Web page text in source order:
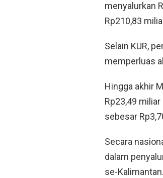
menyalurkan
Rp210,83
Selain KUR,
memperluas
Hingga akhir
Rp23,49
sebesar
Secara
dalam
se-Kalimantan.